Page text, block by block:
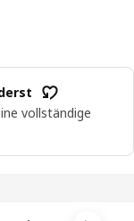
vollständige